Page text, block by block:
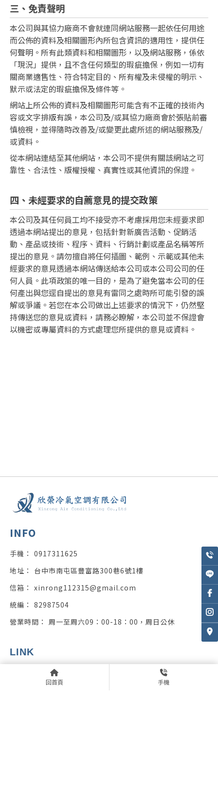
三、免責聲明
本公司與其協力廠商不會就連同網站服務一起依任何用途
而公佈的資料及相關圖形內所包含資訊的適用性，提供任
何聲明。所有此類資料和相關圖形，以及網站服務，係依
「現況」提供，且不含任何類型的瑕疵擔保，例如一切有
關商業適售性、符合特定目的、所有權及未侵權的明示、
默示或法定的瑕疵擔保及條件等。
網站上所公佈的資料及相關圖形可能含有不正確的技術內
容或文字排版有誤，本公司及/或其協力廠商會於張貼前審
慎檢視，並得隨時改善及/或變更此處所述的網站服務及/
或資料。
從本網站連結至其他網站，本公司不提供有關該網站之可
靠性、合法性、版權授權、真實性或其他資訊的保證。
四、未經要求的自薦意見的提交政策
本公司及其任何員工均不接受亦不考慮採用您未經要求即
透過本網站提出的意見，包括針對新廣告活動、促銷活
動、產品或技術、程序、資料、行銷計劃或產品名稱等所
提出的意見。請勿擅自將任何插圖、範例、示範或其他未
經要求的意見透過本網站傳送給本公司或本公司公司的任
何人員。此項政策的唯一目的，是為了避免當本公司的任
何產出與您逕自提出的意見有雷同之處時所可能引發的誤
解或爭議。若您在本公司做出上述要求的情況下，仍然堅
持傳送您的意見或資料，請務必瞭解，本公司並不保證會
以機密或專屬資料的方式處理您所提供的意見或資料。
回首頁 手機
0917311625
82987504
xinrong112315@gmail.com
台中市南屯區豐富路300巷6號1樓
周一至周六09：00-18：00，周日公休
營業項目